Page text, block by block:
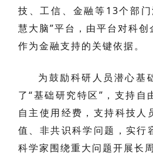
技、工信、金融等13个部
慧大脑”平台，由平台对科创
作为金融支持的关键依据。
为鼓励科研人员潜心基
了“基础研究特区”，支持自
自主使用经费，支持科技人
值、非共识科学问题，实行
科学家围绕重大问题开展长